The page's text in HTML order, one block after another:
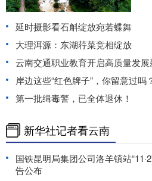
延时摄影看石斛绽放宛若蝶舞
大理洱源：东湖荇菜竞相绽放
云南交通职业教育开启高质量发
岸边这些“红色牌子”，你留意过吗
第一批缉毒警，已全体退休！
新华社记者看云南
国铁昆明局集团公司洛羊镇站
告公布